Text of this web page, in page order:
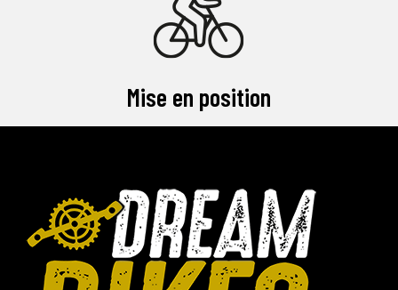
Mise en position